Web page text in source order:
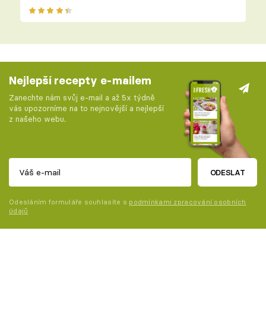
Nejlepší recepty e-mailem
Zanechte nám svůj e-mail a až 5x týdně
vás upozorníme na to nejnovější a nejlepší
z našeho webu.
ODESLAT
Odesláním formuláře souhlasíte s podmínkami zpracování osobních
údajů